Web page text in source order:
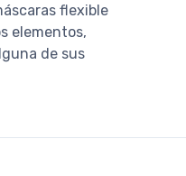
flexible
elementos,
de sus